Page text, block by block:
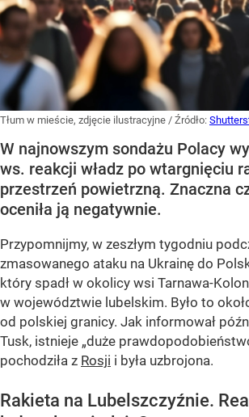
Tłum w mieście, zdjęcie ilustracyjne / Źródło:
W najnowszym sondażu Polacy
ws. reakcji władz po wtargnięciu
przestrzeń powietrzną. Znaczna
oceniła ją negatywnie.
Przypomnijmy, w zeszłym tygodniu
zmasowanego ataku na Ukrainę do
który spadł w okolicy wsi Tarnawa-
w województwie lubelskim. Było to
od polskiej granicy. Jak informował
Tusk, istnieje „duże
pochodziła z Rosji i była uzbrojona.
Rakieta na Lubelszczyźnie.